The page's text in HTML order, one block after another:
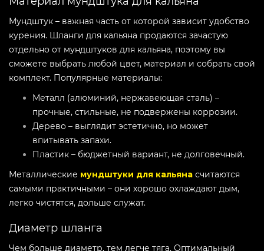
Мундштук – важная часть от которой зависит удобство
курения. Шланги для кальяна продаются зачастую
отдельно от мундштуков для кальяна, поэтому вы
сможете выбрать любой цвет, материал и собрать свой
комплект. Популярные материалы:
Металл (алюминий, нержавеющая сталь) –
прочные, стильные, не подвержены коррозии.
Дерево – выглядит эстетично, но может
впитывать запахи.
Пластик – бюджетный вариант, не долговечный.
Металлические мундштуки для кальяна считаются
самыми практичными – они хорошо охлаждают дым,
легко чистятся, дольше служат.
Диаметр шланга
Чем больше диаметр, тем легче тяга. Оптимальный